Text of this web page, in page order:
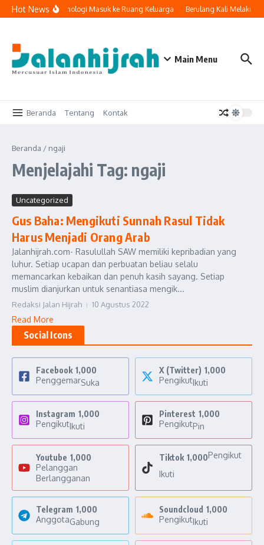
Lewati ke konten
Hot NewsKetika Teknologi Masuk ke Ruang Keluarga Berulang Kali
Main Menu
Beranda Tentang Kontak
Beranda / ngaji
Menjelajahi Tag: ngaji
Uncategorized
Gus Baha: Mengikuti Sunnah Rasul Tidak
Harus Menjadi Orang Arab
Jalanhijrah.com- Rasulullah SAW memiliki kepribadian yang
luhur. Setiap ucapan dan perbuatan beliau selalu
memancarkan kebaikan dan penuh kasih sayang. Setiap
muslim dianjurkan untuk senantiasa mengik...
Redaksi Jalan Hijrah 10 Agustus 2022
Read More
Social Icons
Facebook 1,000
PenggemarSuka
X (Twitter) 1,000
PengikutIkuti
Instagram 1,000
PengikutIkuti
Pinterest 1,000
PengikutPin
Youtube 1,000
Pelanggan
Berlangganan
Tiktok 1,000Pengikut
Ikuti
Telegram 1,000
AnggotaGabung
Soundcloud 1,000
PengikutIkuti